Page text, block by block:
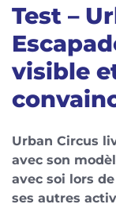
Test –
visible
Urban Circus
avec son
avec soi lors
ses autres